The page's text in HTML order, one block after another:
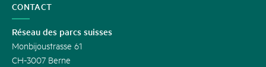
CONTACT
Réseau des parcs suisses
Monbijoustrasse 61
CH-3007 Berne